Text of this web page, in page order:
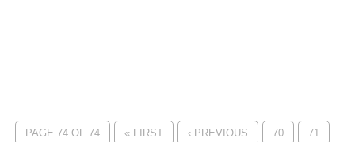
PAGE 74 OF 74 « FIRST ‹ PREVIOUS 70 71